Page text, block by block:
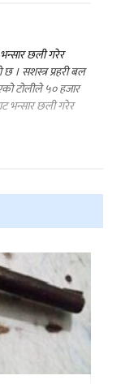
भन्सार छली गरेर
छ । सशस्त्र प्रहरी बल
टोलीले ५० हजार
भन्सार छली गरेर